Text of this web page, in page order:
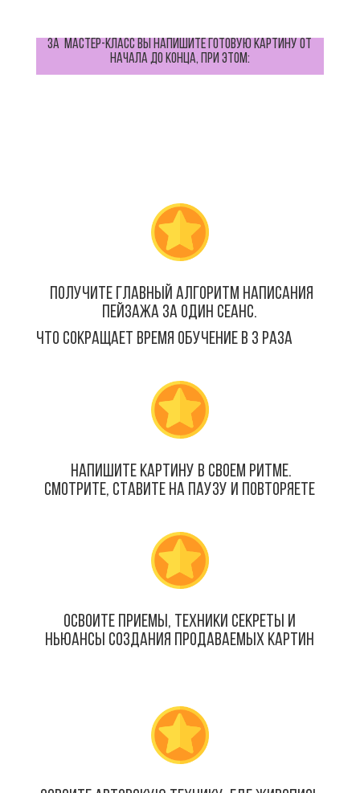
За мастер-класс вы напишите готовую картину от
начала до конца, при этом:
получите главный алгоритм написания
пейзажа за один сеанс.
Что сокращает время обучение в 3 раза
напишите картину в своем ритме.
Смотрите, Ставите на паузу и Повторяете
освоите приемы, техники секреты и
ньюансы создания продаваемых картин